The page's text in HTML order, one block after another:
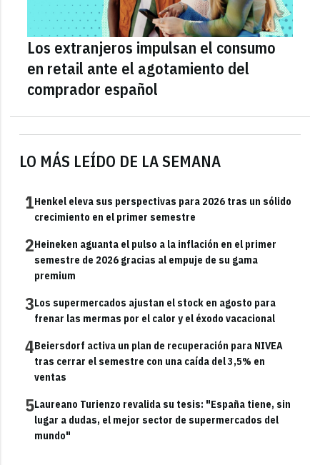
LO MÁS LEÍDO DE LA SEMANA
1Henkel eleva sus perspectivas para 2026 tras un sólido
crecimiento en el primer semestre
2Heineken aguanta el pulso a la inflación en el primer
semestre de 2026 gracias al empuje de su gama
premium
3Los supermercados ajustan el stock en agosto para
frenar las mermas por el calor y el éxodo vacacional
4Beiersdorf activa un plan de recuperación para NIVEA
tras cerrar el semestre con una caída del 3,5% en
ventas
5Laureano Turienzo revalida su tesis: "España tiene, sin
lugar a dudas, el mejor sector de supermercados del
mundo"
Los extranjeros impulsan el consumo
en retail ante el agotamiento del
comprador español